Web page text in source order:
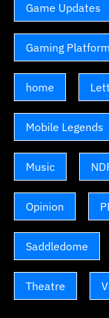
Game Updates
Gaming
home
Mobile Legends
Music
Opinion
Saddledome
Theatre